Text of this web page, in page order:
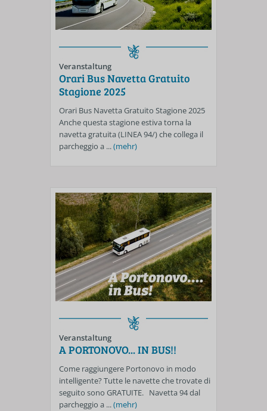
Veranstaltung
Orari Bus Navetta Gratuito
Stagione 2025
Orari Bus Navetta Gratuito Stagione 2025
Anche questa stagione estiva torna la
navetta gratuita (LINEA 94/) che collega il
parcheggio a ...(mehr)
Veranstaltung
A PORTONOVO... IN BUS!!
Come raggiungere Portonovo in modo
intelligente? Tutte le navette che trovate di
seguito sono GRATUITE. Navetta 94 dal
parcheggio a ...(mehr)